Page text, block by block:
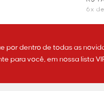
6x
por dentro de todas as
para você, em nossa lista